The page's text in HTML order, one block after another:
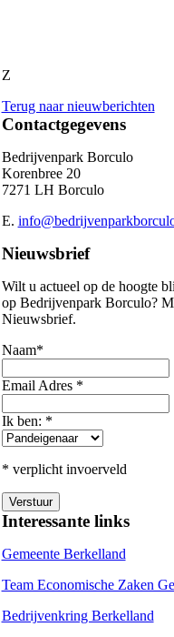
Z
Terug naar nieuwberichten
Contactgegevens
Bedrijvenpark Borculo
Korenbree 20
7271 LH Borculo
E.
Nieuwsbrief
Wilt u actueel op de hoogte
op Bedrijvenpark Borculo?
Nieuwsbrief.
Naam*
Email Adres *
Ik ben: *
* verplicht invoerveld
Interessante links
Gemeente Berkelland
Team Economische Zaken
Bedrijvenkring Berkelland